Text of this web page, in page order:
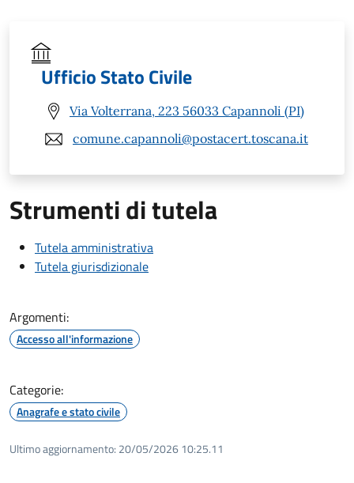
Ufficio Stato Civile
Via Volterrana, 223 56033 Capannoli (PI)
comune.capannoli@postacert.toscana.it
Strumenti di tutela
Tutela amministrativa
Tutela giurisdizionale
Argomenti:
Accesso all'informazione
Categorie:
Anagrafe e stato civile
Ultimo aggiornamento: 20/05/2026 10:25.11